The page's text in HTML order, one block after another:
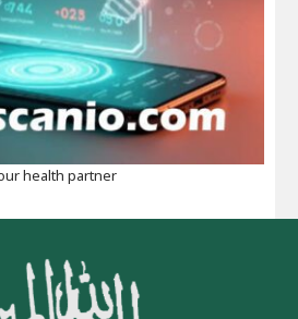
health partner